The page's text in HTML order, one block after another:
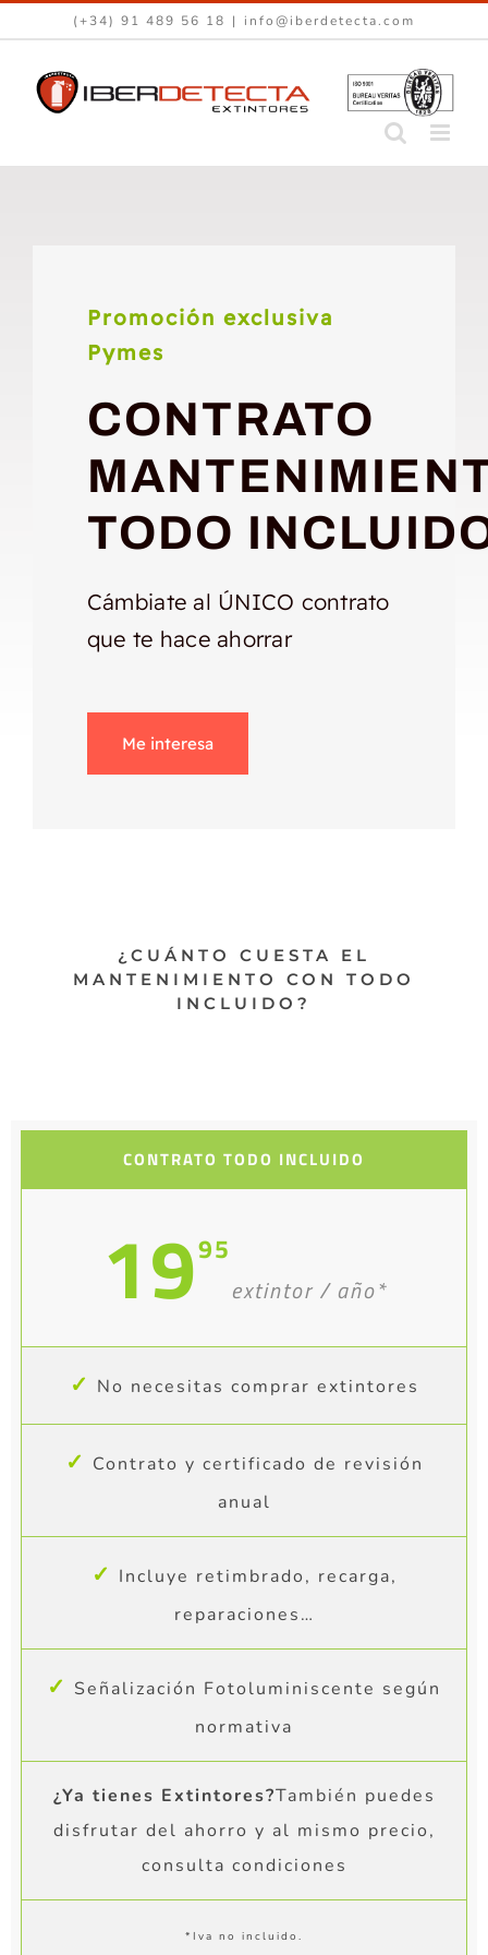
contenido
(+34) 91 489 56 18 | info@iberdetecta.com
Promoción exclusiva
Pymes
CONTRATO
TODO
Cámbiate al ÚNICO contrato
que te hace ahorrar
Me interesa
¿CUÁNTO CUESTA EL
MANTENIMIENTO CON TODO
INCLUIDO?
CONTRATO TODO INCLUIDO
1995
extintor / año*
✓ No necesitas comprar extintores
✓ Contrato y certificado de revisión
anual
✓ Incluye retimbrado, recarga,
reparaciones…
✓ Señalización Fotoluminiscente según
normativa
¿Ya tienes Extintores?También puedes
disfrutar del ahorro y al mismo precio,
consulta condiciones
*Iva no incluido.